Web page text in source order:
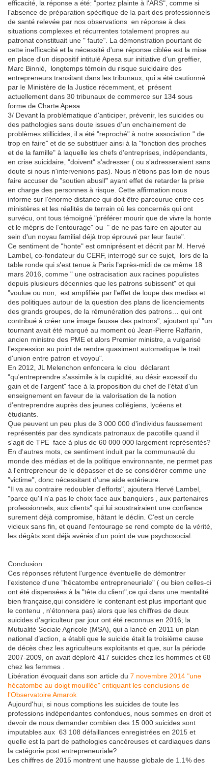
efficacité, la réponse a été: "portez plainte à l'ARS", comme si
l'absence de préparation spécifique de la part des professionnels
de santé relevée par nos observations en réponse à des
situations complexes et récurrentes totalement propres au
patronat constituait une " faute". La démonstration pourtant de
cette inefficacité et la nécessité d'une réponse ciblée est la mise
en place d'un dispositif intitulé Apesa sur initiative d'un greffier,
Marc Binnié, longtemps témoin du risque suicidaire des
entrepreneurs transitant dans les tribunaux, qui a été cautionné
par le Ministère de la Justice récemment, et présent
actuellement dans 30 tribunaux de commerce sur 134 sous
forme de Charte Apesa.
3/ Devant la problématique d'anticiper, prévenir, les suicides ou
des pathologies sans doute issues d'un enchainement de
problèmes stillicides, il a été "reproché" à notre association " de
trop en faire" et de se substituer ainsi à la "fonction des proches
et de la famille" à laquelle les chefs d’entreprises, indépendants,
en crise suicidaire, "doivent" s'adresser ( ou s'adresseraient sans
doute si nous n'intervenions pas). Nous n'étions pas loin de nous
faire accuser de "soutien abusif" ayant effet de retarder la prise
en charge des personnes à risque. Cette affirmation nous
informe sur l'énorme distance qui doit être parcourue entre ces
ministères et les réalités de terrain où les concernés qui ont
survécu, ont tous témoigné "préférer mourir que de vivre la honte
et le mépris de l'entourage" ou " de ne pas faire en ajouter au
sein d'un noyau familial déjà trop éprouvé par leur faute".
Ce sentiment de "honte" est omniprésent et décrit par M. Hervé
Lambel, co-fondateur du CERF, interrogé sur ce sujet, lors de la
table ronde qui s'est tenue à Paris l'après-midi de ce même 18
mars 2016, comme " une ostracisation aux racines populistes
depuis plusieurs décennies que les patrons subissent" et qui
"voulue ou non, est amplifiée par l'effet de loupe des medias et
des politiques autour de la question des plans de licenciements
des grands groupes, de la rémunération des patrons… qui ont
contribué à créer une image fausse des patrons", ajoutant qu' "un
tournant avait été marqué au moment où Jean-Pierre Raffarin,
ancien ministre des PME et alors Premier ministre, a vulgarisé
l'expression au point de rendre quasiment automatique le trait
d'union entre patron et voyou".
En 2012, JL Melenchon enfoncera le clou déclarant
"qu'entreprendre s'assimile à la cupidité, au désir excessif du
gain et de l'argent" face à la proposition du chef de l'état d'un
enseignement en faveur de la valorisation de la notion
d’entreprendre auprès des jeunes collégiens, lycéens et
étudiants.
Que peuvent un peu plus de 3 000 000 d'individus faussement
représentés par des syndicats patronaux de pacotille quand il
s'agit de TPE face à plus de 60 000 000 largement représentés?
En d'autres mots, ce sentiment induit par la communauté du
monde des médias et de la politique environnante, ne permet pas
à l'entrepreneur de le dépasser et de se considérer comme une
"victime", donc nécessitant d'une aide extérieure.
"Il va au contraire redoubler d'efforts", ajoutera Hervé Lambel,
"parce qu'il n'a pas le choix face aux banquiers , aux partenaires
professionnels, aux clients" qui lui soustrairaient une confiance
surement déjà compromise, hâtant le déclin. C'est un cercle
vicieux sans fin, et quand l'entourage se rend compte de la vérité,
les dégâts sont déjà avérés d'un point de vue psychosocial.
Conclusion:
Ces réponses réfutent l'urgence éventuelle de démontrer
l'existence d'une "hécatombe entrepreneuriale" ( ou bien celles-ci
ont été dispensées à la "tête du client",ce qui dans une mentalité
bien française,qui considère le contenant est plus important que
le contenu , n'étonnera pas) alors que les chiffres de deux
suicides d'agriculteur par jour ont été reconnus en 2016; la
Mutualité Sociale Agricole (MSA), qui a lancé en 2011 un plan
national d’action, a établi que le suicide était la troisième cause
de décès chez les agriculteurs exploitants et que, sur la période
2007-2009, on avait déploré 417 suicides chez les hommes et 68
chez les femmes .
Libération évoquait dans son article du 7 novembre 2014 "une
hécatombe au doigt mouillée" critiquant les conclusions de
l'Observatoire Amarok
Aujourd'hui, si nous comptions les suicides de toute les
professions indépendantes confondues, nous sommes en droit et
devoir de nous demander combien des 15 000 suicides sont
imputables aux 63 108 défaillances enregistrées en 2015 et
quelle est la part de pathologies cancéreuses et cardiaques dans
la catégorie post entrepreneuriale?
Les chiffres de 2015 montrent une hausse globale de 1.1% des